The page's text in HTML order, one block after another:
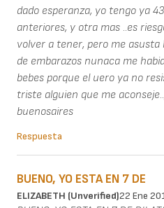
dado esperanza, yo tengo ya
anteriores, y otra mas ..es
volver a tener, pero me asusta
de embarazos nunaca me
bebes porque el uero ya no
triste alguien que me
buenosaires
Respuesta
BUENO, YO ESTA EN 7 DE
ELIZABETH (unverified)22 Ene